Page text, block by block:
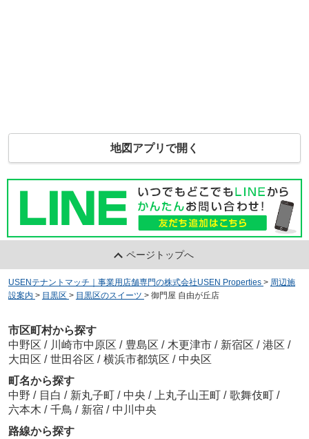
地図アプリで開く
ページトップへ
USENテナントマッチ｜事業用店舗専門の株式会社USEN Properties > 周辺施
設案内 > 目黒区 > 目黒区のスイーツ > 御門屋 自由が丘店
市区町村から探す
中野区 / 川崎市中原区 / 豊島区 / 木更津市 / 新宿区 / 港区 /
大田区 / 世田谷区 / 横浜市都筑区 / 中央区
町名から探す
中野 / 目白 / 新丸子町 / 中央 / 上丸子山王町 / 歌舞伎町 /
六本木 / 千鳥 / 新宿 / 中川中央
路線から探す